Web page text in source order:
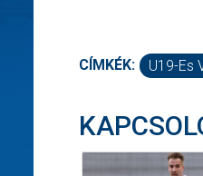
CÍMKÉK: U19-Es